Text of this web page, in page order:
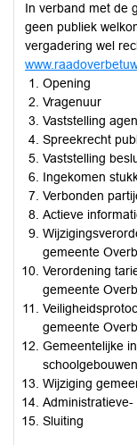
In verband met de
geen publiek
vergadering wel
Opening
Vragenuur
Vaststelling
Spreekrecht
Vaststelling
Ingekomen
Verbonden
Actieve
gemeente
Verordening
gemeente
gemeente
Gemeentelijke
schoolgebouwen
Wijziging
Sluiting